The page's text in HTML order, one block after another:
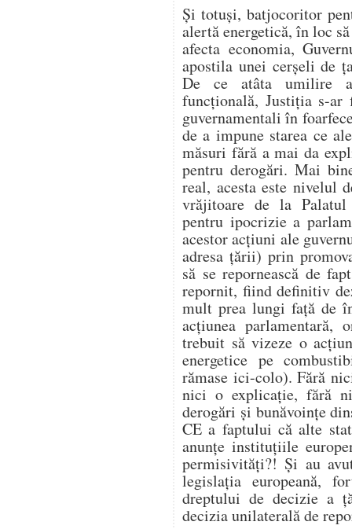
Și totuși, batjocoritor
alertă energetică, în loc
afecta economia,
apostila unei cerșeli de
De ce atâta umilire
funcțională, Justiția s-
guvernamentali în
de a impune starea ce
măsuri fără a mai da
pentru derogări. Mai
real, acesta este nivelul
vrăjitoare de la
pentru ipocrizie a
acestor acțiuni ale
adresa țării) prin
să se repornească de
repornit, fiind definitiv
mult prea lungi față de
acțiunea
trebuit să vizeze o
energetice pe
rămase ici-colo). Fără
nici o explicație, fără
derogări și bunăvoințe
CE a faptului că alte
anunțe instituțiile
permisivități?! Și au
legislația europeană,
dreptului de decizie a
decizia unilaterală de